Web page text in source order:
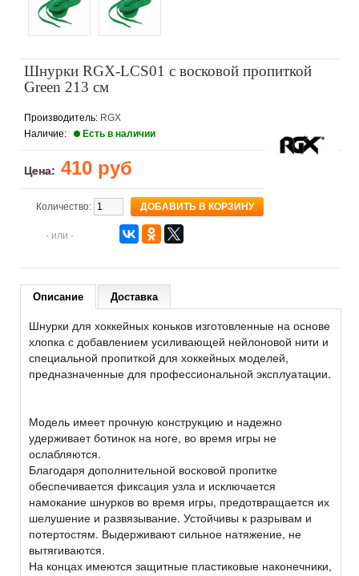
Шнурки RGX-LCS01 с восковой пропиткой
Green 213 см
Производитель: RGX
Наличие:
Есть в наличии
Цена: 410 руб
Количество:
- или -
Описание Доставка
Шнурки для хоккейных коньков изготовленные на основе
хлопка с добавлением усиливающей нейлоновой нити и
специальной пропиткой для хоккейных моделей,
предназначенные для профессиональной эксплуатации.
Модель имеет прочную конструкцию и надежно
удерживает ботинок на ноге, во время игры не
ослабляются.
Благодаря дополнительной восковой пропитке
обеспечивается фиксация узла и исключается
намокание шнурков во время игры, предотвращается их
шелушение и развязывание. Устойчивы к разрывам и
потертостям. Выдерживают сильное натяжение, не
вытягиваются.
На концах имеются защитные пластиковые наконечники,